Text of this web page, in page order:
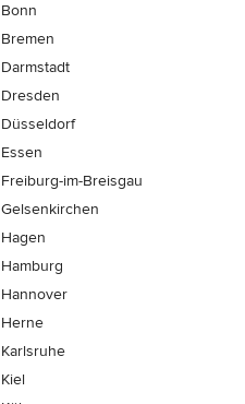
Bonn
Bremen
Darmstadt
Dresden
Düsseldorf
Essen
Freiburg-im-Breisgau
Gelsenkirchen
Hagen
Hamburg
Hannover
Herne
Karlsruhe
Kiel